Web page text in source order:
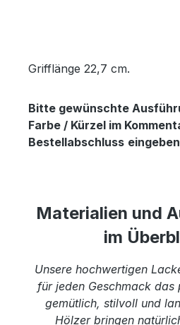
Grifflänge 22,7 cm.
Bitte gewünschte
Farbe / Kürzel im
Bestellabschluss
Materialien und
im
Unsere hochwertigen
für jeden Geschmack das
gemütlich, stilvoll und
Hölzer bringen